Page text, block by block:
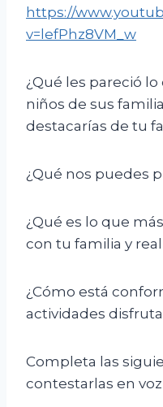
https://
v=lefPhz8VM_w
¿Qué les pareció
niños de sus
destacarías de tu
¿Qué nos puedes
¿Qué es lo que
con tu familia y
¿Cómo está
actividades
Completa las
contestarlas en voz